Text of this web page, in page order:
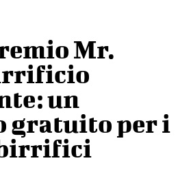
Mr.
un
gratuito per i